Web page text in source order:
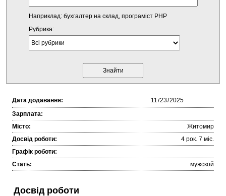
Наприклад: бухгалтер на склад, програміст PHP
Рубрика:
Дата додавання:
Зарплата:
Місто:
Житомир
Досвід роботи:
4 рок. 7 міc.
Графік роботи:
Стать:
мужской
Досвід роботи